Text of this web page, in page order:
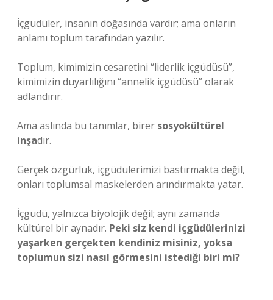
İçgüdüler, insanın doğasında vardır; ama onların
anlamı toplum tarafından yazılır.
Toplum, kimimizin cesaretini “liderlik içgüdüsü”,
kimimizin duyarlılığını “annelik içgüdüsü” olarak
adlandırır.
Ama aslında bu tanımlar, birer sosyokültürel
inşadır.
Gerçek özgürlük, içgüdülerimizi bastırmakta değil,
onları toplumsal maskelerden arındırmakta yatar.
İçgüdü, yalnızca biyolojik değil; aynı zamanda
kültürel bir aynadır. Peki siz kendi içgüdülerinizi
yaşarken gerçekten kendiniz misiniz, yoksa
toplumun sizi nasıl görmesini istediği biri mi?